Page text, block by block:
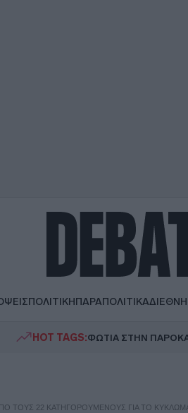
ΠΟΛΙΤΙΚΗΠΑΡΑΠΟΛΙΤΙΚΑΔΙΕΘΝΗ
HOT TAGS:ΦΩΤΙΑ ΣΤΗΝ ΠΑΡΟ
ΤΟΥΣ 22 ΚΑΤΗΓΟΡΟΎΜΕΝΟΥΣ ΓΙΑ ΤΟ